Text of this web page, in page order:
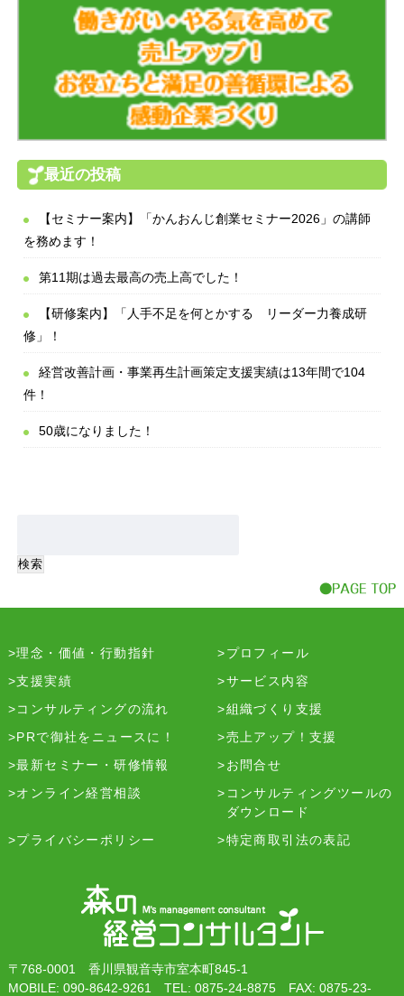
最近の投稿
【セミナー案内】「かんおんじ創業セミナー2026」の講師
を務めます！
第11期は過去最高の売上高でした！
【研修案内】「人手不足を何とかする リーダー力養成研
修」！
経営改善計画・事業再生計画策定支援実績は13年間で104
件！
50歳になりました！
理念・価値・行動指針
プロフィール
支援実績
サービス内容
コンサルティングの流れ
組織づくり支援
PRで御社をニュースに！
売上アップ！支援
最新セミナー・研修情報
お問合せ
オンライン経営相談
コンサルティングツールの
ダウンロード
プライバシーポリシー
特定商取引法の表記
〒768-0001 香川県観音寺市室本町845-1
MOBILE: 090-8642-9261 TEL: 0875-24-8875 FAX: 0875-23-